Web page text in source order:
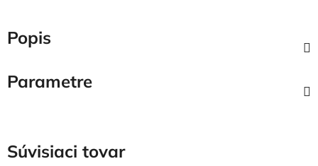
Popis
Parametre
Súvisiaci tovar